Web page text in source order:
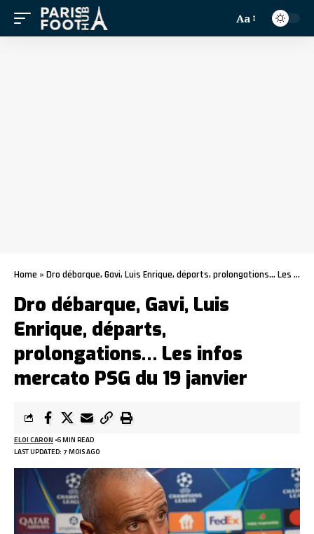
Aa
Home » Dro débarque, Gavi, Luis Enrique, départs, prolongations… Les infos mercato PSG du 19 janvier
Dro débarque, Gavi, Luis
Enrique, départs,
prolongations… Les infos
mercato PSG du 19 janvier
LAST UPDATED: 7 MOIS AGO
ELOI CARON 6 MIN READ